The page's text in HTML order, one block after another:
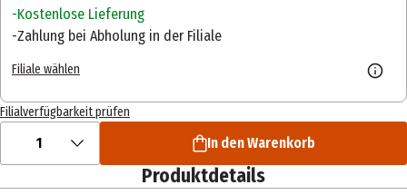
Kostenlose Lieferung
Zahlung bei Abholung in der Filiale
Filiale wählen
Filialverfügbarkeit prüfen
1 In den Warenkorb
Produktdetails